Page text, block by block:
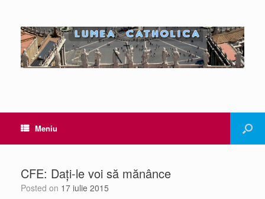
Meniu
CFE: Dați-le voi să mănânce
Posted on 17 iulie 2015